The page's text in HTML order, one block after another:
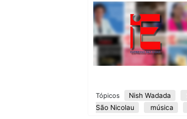
Tópicos Nish Wadada
São Nicolau
música